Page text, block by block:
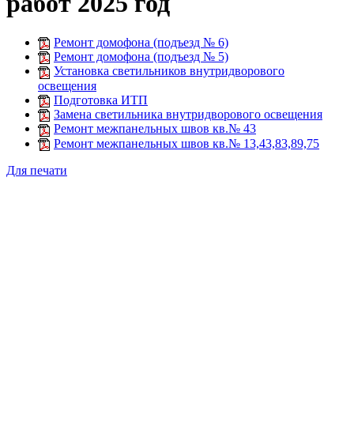
Ремонт домофона (подъезд № 6)
Ремонт домофона (подъезд № 5)
Установка светильников внутридворового
освещения
Подготовка ИТП
Замена светильника внутридворового освещения
Ремонт межпанельных швов кв.№ 43
Ремонт межпанельных швов кв.№ 13,43,83,89,75
Для печати